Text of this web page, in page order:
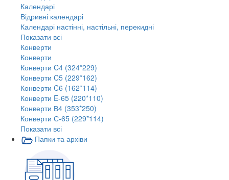
Календарі
Відривні календарі
Календарі настінні, настільні, перекидні
Показати всі
Конверти
Конверти
Конверти C4 (324*229)
Конверти C5 (229*162)
Конверти C6 (162*114)
Конверти E-65 (220*110)
Конверти В4 (353*250)
Конверти С-65 (229*114)
Показати всі
Папки та архіви